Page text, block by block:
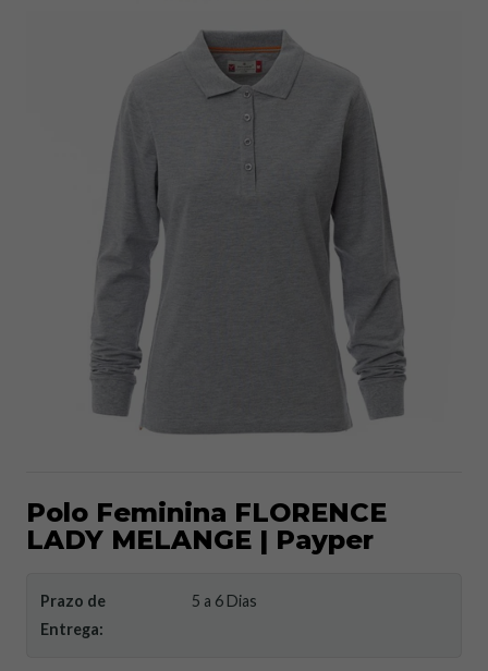
Polo Feminina FLORENCE
LADY MELANGE | Payper
Prazo de
Entrega:
5 a 6 Dias